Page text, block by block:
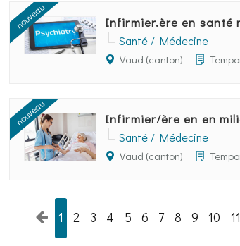
nouveau Infirmier.ère en santé
Santé / Médecine
Vaud (canton)
nouveau Infirmier/ère en en
Santé / Médecine
Vaud (canton)
1 2 3 4 5 6 7 8 9 10 11